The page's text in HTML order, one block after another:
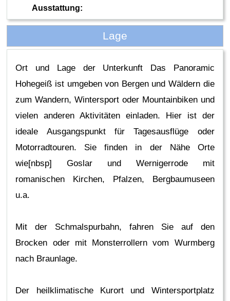
Ausstattung:
Lage
Ort und Lage der Unterkunft Das Panoramic
Hohegeiß ist umgeben von Bergen und Wäldern die
zum Wandern, Wintersport oder Mountainbiken und
vielen anderen Aktivitäten einladen. Hier ist der
ideale Ausgangspunkt für Tagesausflüge oder
Motorradtouren. Sie finden in der Nähe Orte
wie[nbsp] Goslar und Wernigerrode mit
romanischen Kirchen, Pfalzen, Bergbaumuseen
u.a.
Mit der Schmalspurbahn, fahren Sie auf den
Brocken oder mit Monsterrollern vom Wurmberg
nach Braunlage.
Der heilklimatische Kurort und Wintersportplatz